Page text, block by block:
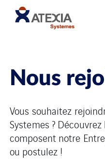
Nous
Vous souhaitez
Systemes ?
composent notre
ou postulez !